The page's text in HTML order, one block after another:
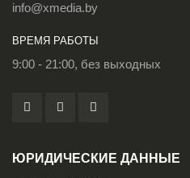
info@xmedia.by
ВРЕМЯ РАБОТЫ
9:00 - 21:00, без выходных
ЮРИДИЧЕСКИЕ ДАННЫЕ